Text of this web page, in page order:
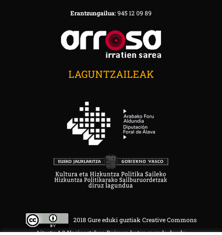
Erantzungailua:945 12 09 89
LAGUNTZAILEAK
2018 Gure eduki guztiak Creative Commons
Aitortu 4.0 Nazioartekoa Baimen baten mende daude.